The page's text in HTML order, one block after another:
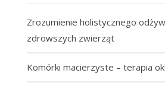
Zrozumienie holistycznego
zdrowszych zwierząt
Komórki macierzyste – terapia